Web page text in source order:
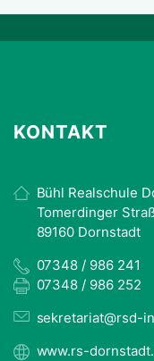
KONTAKT
Bühl Realschule
Tomerdinger
89160 Dornstadt
07348 / 986 241
07348 / 986 252
sekretariat@rsd-
www.rs-